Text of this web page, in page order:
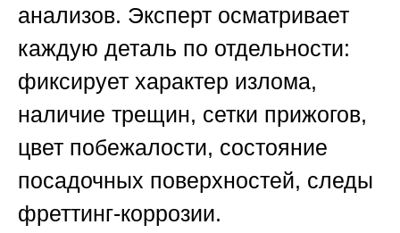
анализов. Эксперт осматривает
каждую деталь по отдельности:
фиксирует характер излома,
наличие трещин, сетки прижогов,
цвет побежалости, состояние
посадочных поверхностей, следы
фреттинг-коррозии.